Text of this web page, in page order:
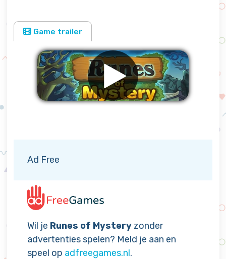
Game trailer
Ad Free
Wil je Runes of Mystery zonder
advertenties spelen? Meld je aan en
speel op adfreegames.nl.